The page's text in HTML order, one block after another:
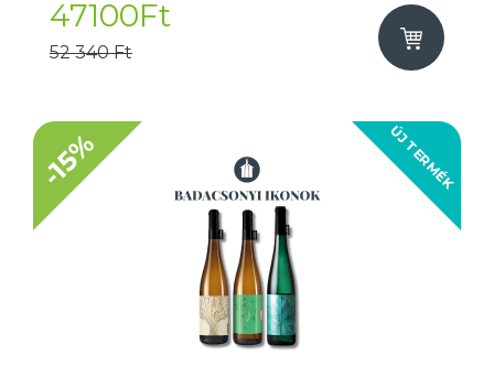
47100Ft
52 340 Ft
ÚJ TERMÉK
-15%